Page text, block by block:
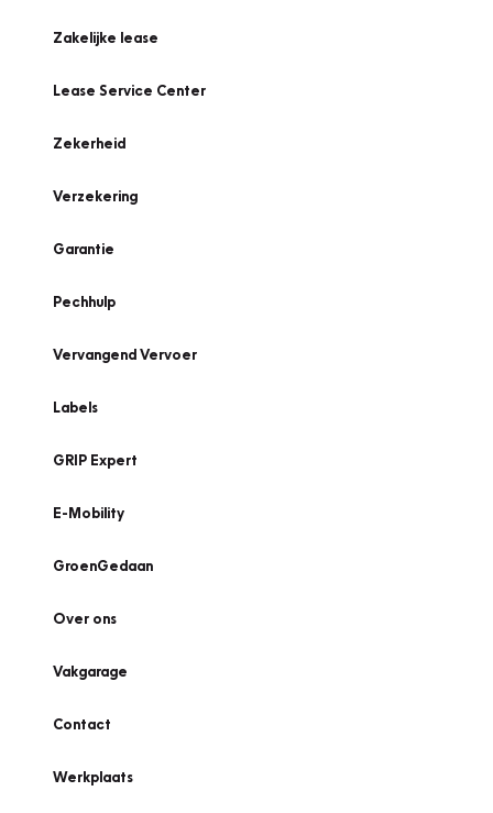
Zakelijke lease
Lease Service Center
Zekerheid
Verzekering
Garantie
Pechhulp
Vervangend Vervoer
Labels
GRIP Expert
E-Mobility
GroenGedaan
Over ons
Vakgarage
Contact
Werkplaats